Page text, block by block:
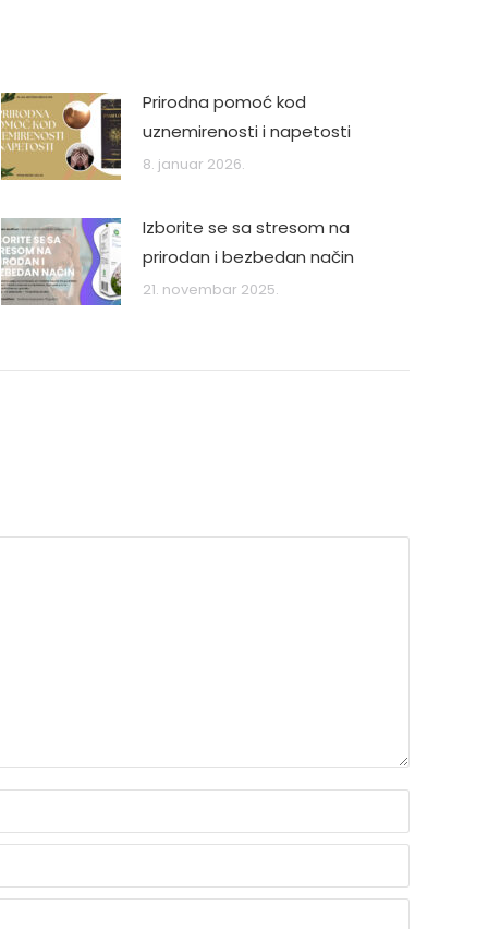
Prirodna pomoć kod
uznemirenosti i napetosti
8. januar 2026.
Izborite se sa stresom na
prirodan i bezbedan način
21. novembar 2025.